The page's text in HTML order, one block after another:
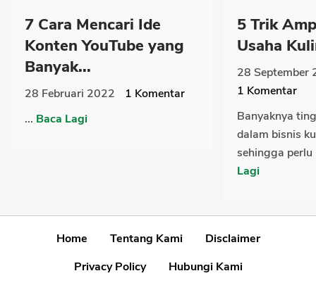
7 Cara Mencari Ide
Konten YouTube yang
Banyak...
28 Februari 2022 1 Komentar
... Baca Lagi
5 Trik
Usaha
28 September
1 Komentar
Banyaknya
dalam bisnis
sehingga
Lagi
Home Tentang Kami
Disclaimer
Privacy Policy
Hubungi Kami